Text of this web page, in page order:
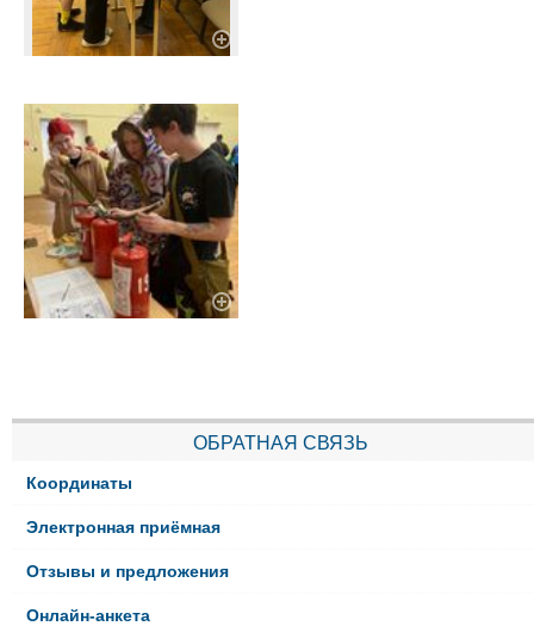
ОБРАТНАЯ СВЯЗЬ
Координаты
Электронная приёмная
Отзывы и предложения
Онлайн-анкета